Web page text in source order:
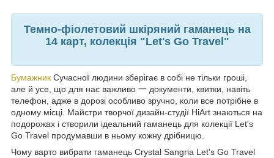
Темно-фіолетовий шкіряний гаманець на
14 карт, колекція "Let's Go Travel"
Бумажник Сучасної людини зберігає в собі не тільки гроші,
але й усе, що для нас важливо 一 документи, квитки, навіть
телефон, адже в дорозі особливо зручно, коли все потрібне в
одному місці. Майстри творчої дизайн-студії HiArt знаються на
подорожах і створили ідеальний гаманець для колекції Let's
Go Travel продумавши в ньому кожну дрібницю.
Чому варто вибрати гаманець Crystal Sangria Let's Go Travel